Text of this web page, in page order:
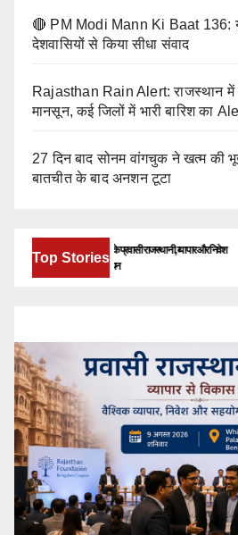
🔴 PM Modi Mann Ki Baat 136:
देशवासियों से किया सीधा संवाद
Rajasthan Rain Alert: राजस्थान
मानसून, कई जिलों में भारी बारिश का
27 दिन बाद सोनम वांगचुक ने खत्म की
बातचीत के बाद अनशन टूटा
Top Stories
बेंगलूरु में जुटेंगे देश-विदेश के प्रवासी राजस्थानी, व्यापार और निवेश
के नए अवसरों पर होगा मंथन